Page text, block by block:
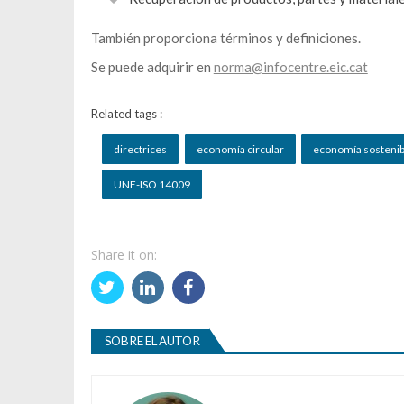
También proporciona términos y definiciones.
Se puede adquirir en norma@infocentre.eic.cat
Related tags :
directrices economía circular economía
UNE-ISO 14009
Share it on:
SOBRE EL AUTOR